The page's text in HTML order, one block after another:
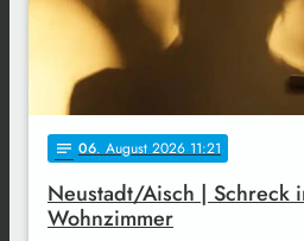
notes 06. August 2026 11:21
Neustadt/Aisch | Schreck
Wohnzimmer